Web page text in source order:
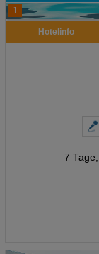
1
Hotelinfo
7 Tage,